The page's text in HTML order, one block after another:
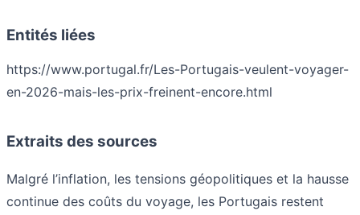
Entités liées
https://www.portugal.fr/Les-Portugais-veulent-voyager-
en-2026-mais-les-prix-freinent-encore.html
Extraits des sources
Malgré l’inflation, les tensions géopolitiques et la hausse
continue des coûts du voyage, les Portugais restent